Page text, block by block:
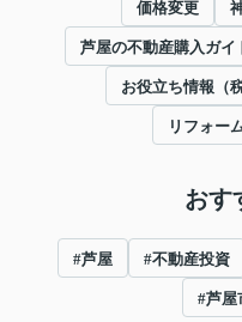
価格変更
芦屋の不動産購入ガイ
お役立ち情報（
リフォー
おす
#芦屋 #不動産投資
#芦屋